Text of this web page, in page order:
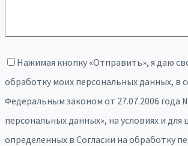
Нажимая кнопку «Отправить», я даю
обработку моих персональных данных, в
Федеральным законом от 27.07.2006 года
персональных данных», на условиях и для
определенных в Согласии на обработку